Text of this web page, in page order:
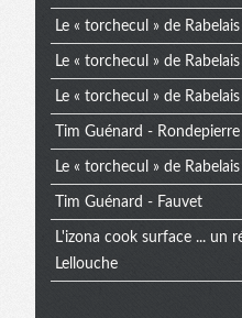
Le « torchecul » de
Le « torchecul » de
Le « torchecul » de
Tim Guénard - Rondepierre
Le « torchecul » de
Tim Guénard - Fauvet
L'izona cook surface ... un
Lellouche